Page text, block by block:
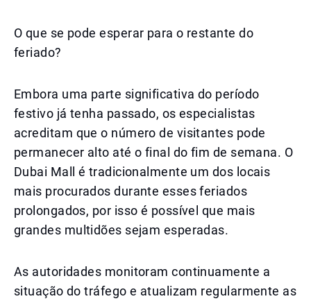
O que se pode esperar para o restante do
feriado?
Embora uma parte significativa do período
festivo já tenha passado, os especialistas
acreditam que o número de visitantes pode
permanecer alto até o final do fim de semana. O
Dubai Mall é tradicionalmente um dos locais
mais procurados durante esses feriados
prolongados, por isso é possível que mais
grandes multidões sejam esperadas.
As autoridades monitoram continuamente a
situação do tráfego e atualizam regularmente as